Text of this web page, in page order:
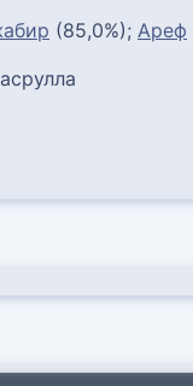
(85,0%); Ареф